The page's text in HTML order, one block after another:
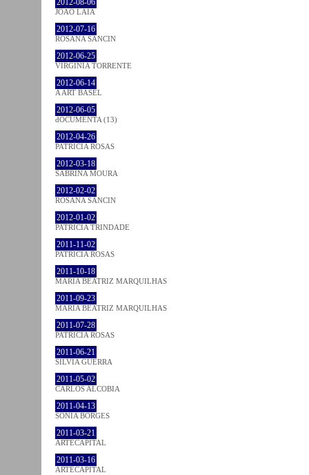
2012-08-06
JOÃO LAIA
2012-07-16
ROSANA SANCIN
2012-06-25
VIRGINIA TORRENTE
2012-06-14
A ART BASEL
2012-06-05
dOCUMENTA (13)
2012-04-26
PATRÍCIA ROSAS
2012-03-18
SABRINA MOURA
2012-02-02
ROSANA SANCIN
2012-01-02
PATRÍCIA TRINDADE
2011-11-02
PATRÍCIA ROSAS
2011-10-18
MARIA BEATRIZ MARQUILHAS
2011-09-23
MARIA BEATRIZ MARQUILHAS
2011-07-28
PATRÍCIA ROSAS
2011-06-21
SÍLVIA GUERRA
2011-05-02
CARLOS ALCOBIA
2011-04-13
SÓNIA BORGES
2011-03-21
ARTECAPITAL
2011-03-16
ARTECAPITAL